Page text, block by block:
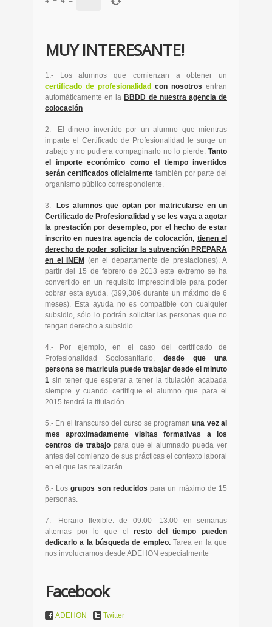
MUY INTERESANTE!
1.- Los alumnos que comienzan a obtener un
certificado de profesionalidad con nosotros entran
automáticamente en la BBDD de nuestra agencia de
colocación
2.- El dinero invertido por un alumno que mientras
imparte el Certificado de Profesionalidad le surge un
trabajo y no pudiera compaginarlo no lo pierde. Tanto
el importe económico como el tiempo invertidos
serán certificados oficialmente también por parte del
organismo público correspondiente.
3.- Los alumnos que optan por matricularse en un
Certificado de Profesionalidad y se les vaya a agotar
la prestación por desempleo, por el hecho de estar
inscrito en nuestra agencia de colocación, tienen el
derecho de poder solicitar la subvención PREPARA
en el INEM (en el departamente de prestaciones). A
partir del 15 de febrero de 2013 este extremo se ha
convertido en un requisito imprescindible para poder
cobrar esta ayuda. (399,38€ durante un máximo de 6
meses). Esta ayuda no es compatible con cualquier
subsidio, sólo lo podrán solicitar las personas que no
tengan derecho a subsidio.
4.- Por ejemplo, en el caso del certificado de
Profesionalidad Sociosanitario, desde que una
persona se matricula puede trabajar desde el minuto
1 sin tener que esperar a tener la titulación acabada
siempre y cuando certifique el alumno que para el
2015 tendrá la titulación.
5.- En el transcurso del curso se programanuna vez al
mes aproximadamente visitas formativas a los
centros de trabajopara que el alumnado pueda ver
antes del comienzo de sus prácticas el contexto laboral
en el que las realizarán.
6.- Losgrupos son reducidos para un máximo de 15
personas.
7.- Horario flexible: de 09.00 -13.00 en semanas
alternas por lo que elresto del tiempo pueden
dedicarlo a la búsqueda de empleo.Tarea en la que
nos involucramos desde ADEHON especialmente
Facebook
ADEHON Twitter